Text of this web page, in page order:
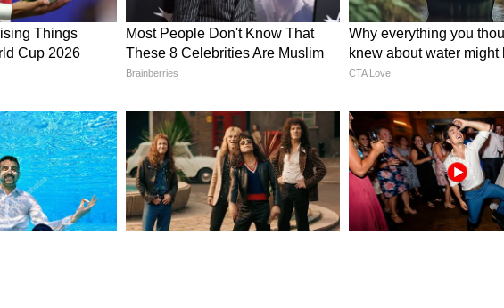
দিকে আজ একটু বেশি নজর দিতে হবে বা সংযত থাকতে হবে। নতুন কোনও
বৃদ্ধি পাবে।
নিয়ে চিন্তা থাকবে। সারা দিন সাংসারিক শান্তি বজায় থাকলেও
সম্পত্তি কেনাবেচার শুভ সময়। কোনও দুঃসংবাদ পেতে পারেন।
কোনও ঝামেলায় জড়িয়ে পড়তে পারেন। যানবাহন ওঠার সময় অতিরিক্ত
অর্থ উপার্জনের ভাগ্য ভাল ও আর্থিক উন্নতি থাকবে।
রোগের তাড়াতাড়ি চিকিৎসা করুন। বিশেষ কারও দ্বারা সংসারে